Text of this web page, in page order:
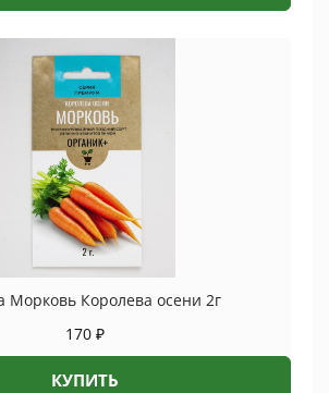
Морковь Королева осени 2г
170 ₽
КУПИТЬ